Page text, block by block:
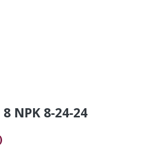
NPK 8‑24‑24